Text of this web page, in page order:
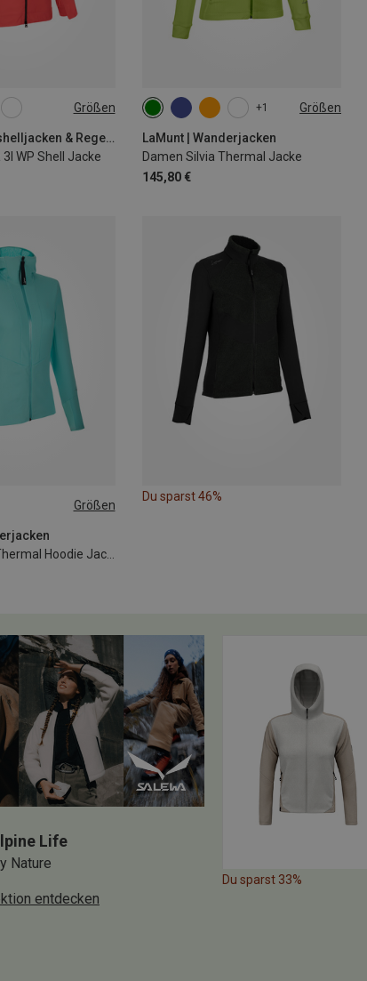
Größen
LaMunt | Hardshelljacken & Regenjacken
WP Shell Jacke
+1 Größen
LaMunt | Wanderjacken
Damen Silvia Thermal Jacke
145,80 €
XS S M
XXL
Größen
Du sparst 46%
Life
Nature
entdecken
Du sparst 33%